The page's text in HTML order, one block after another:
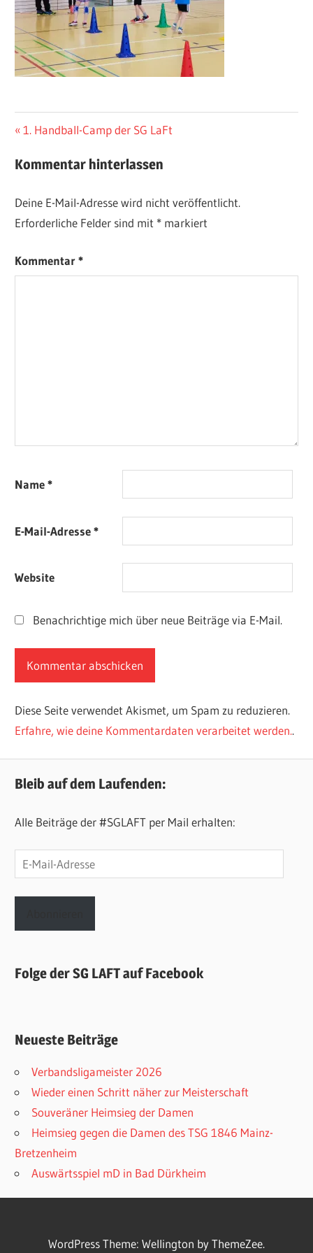
Beitragsnavigation
Vorheriger
1. Handball-Camp der SG LaFt
Kommentar hinterlassen
Deine E-Mail-Adresse wird nicht veröffentlicht.
Erforderliche Felder sind mit * markiert
Kommentar*
Name*
E-Mail-Adresse*
Website
Benachrichtige mich über neue Beiträge via E-Mail.
Diese Seite verwendet Akismet, um Spam zu reduzieren.
Erfahre, wie deine Kommentardaten verarbeitet werden..
Bleib auf dem Laufenden:
Alle Beiträge der #SGLAFT per Mail erhalten:
E-
Mail-
Adresse
Folge der SG LAFT auf Facebook
Neueste Beiträge
Verbandsligameister 2026
Wieder einen Schritt näher zur Meisterschaft
Souveräner Heimsieg der Damen
Heimsieg gegen die Damen des TSG 1846 Mainz-
Bretzenheim
Auswärtsspiel mD in Bad Dürkheim
WordPress Theme: Wellington by ThemeZee.